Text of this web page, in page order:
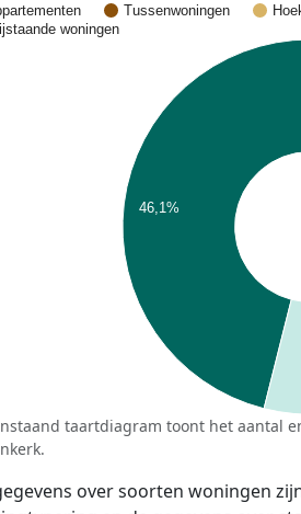
Tussenwoningen
woningen
46,1%
taartdiagram toont het aantal
over soorten woningen